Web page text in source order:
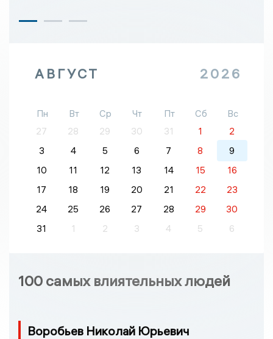
АВГУСТ 2026
Пн Вт Ср Чт Пт Сб
Вс
27
28 29 30 31 1
2
3
4 5 6 7 8
9
10
11 12 13 14 15
16
17
18 19 20 21 22
23
24
25 26 27 28 29
30
31
1 2 3 4 5 6
100 самых влиятельных людей
Воробьев Николай Юрьевич